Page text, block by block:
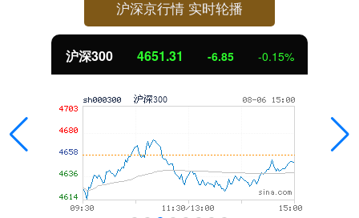
沪深京行情 实时轮播
北证50 1122.88